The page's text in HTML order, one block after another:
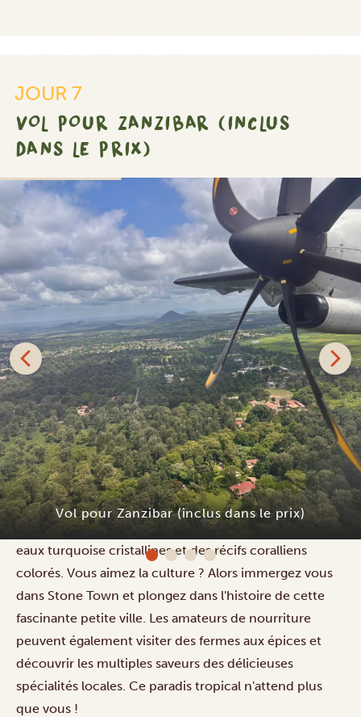
JOUR 7
VOL POUR ZANZIBAR (INCLUS
DANS LE PRIX)
Vol pour Zanzibar (inclus dans le prix)
Aujourd'hui, vous vous envolez pour l'île aux épices de
Zanzibar. Votre guide vous accueillera à l'aéroport et
vous déposera à votre hôtel. Au cours des prochains
jours, vous découvrirez des plages de sable blanc, des
eaux turquoise cristallines et des récifs coralliens
colorés. Vous aimez la culture ? Alors immergez vous
dans Stone Town et plongez dans l'histoire de cette
fascinante petite ville. Les amateurs de nourriture
peuvent également visiter des fermes aux épices et
découvrir les multiples saveurs des délicieuses
spécialités locales. Ce paradis tropical n'attend plus
que vous !